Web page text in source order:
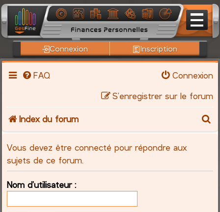
Connexion Inscription
FAQ
Connexion
S’enregistrer sur le forum
Index du forum
Vous devez être connecté pour répondre aux
sujets de ce forum.
Nom d’utilisateur :